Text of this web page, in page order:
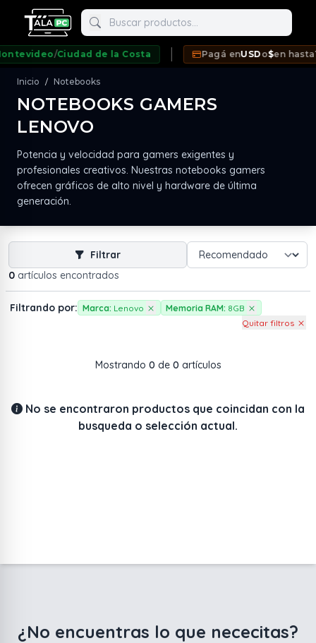
Buscar productos
/Ciudad de la Costa Pagá en USDo$en hasta12
Inicio / Notebooks
NOTEBOOKS GAMERS
LENOVO
Potencia y velocidad para gamers exigentes y
profesionales creativos. Nuestras notebooks gamers
ofrecen gráficos de alto nivel y hardware de última
generación.
0 artículos encontrados
Filtrar
Filtrando por: Marca: Lenovo Memoria RAM: 8GB
Quitar filtros
Mostrando 0 de 0 artículos
No se encontraron productos que coincidan con la
busqueda o selección actual.
¿No encuentras lo que nececitas?